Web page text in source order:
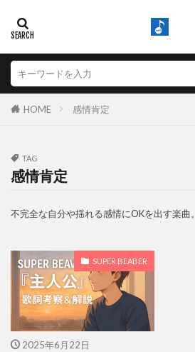
HOME 感情肯定
TAG
感情肯定
不完全な自分や揺れる感情にOKを出す楽曲。
SUPER BEABER
2025年6月22日